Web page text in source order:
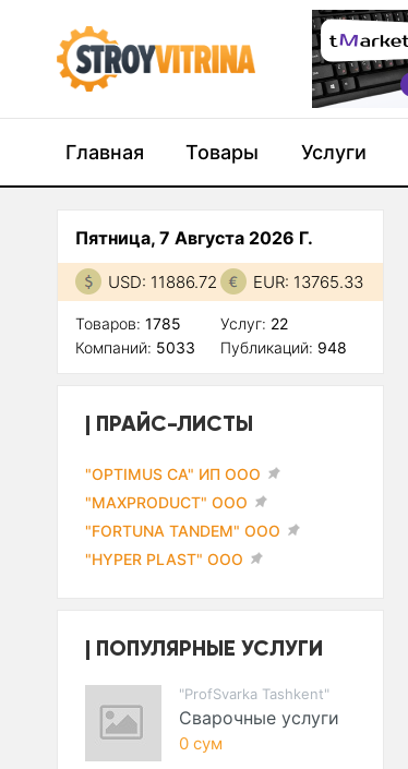
Главная Товары Услуги
Пятница, 7 Августа 2026 Г.
USD: 11886.72 EUR: 13765.33
Товаров: 1785
Компаний: 5033
Услуг: 22
Публикаций: 948
ПРАЙС-ЛИСТЫ
"OPTIMUS CA" ИП ООО
"MAXPRODUCT" ООО
"FORTUNA TANDEM" ООО
"HYPER PLAST" ООО
ПОПУЛЯРНЫЕ УСЛУГИ
"ProfSvarka Tashkent"
Сварочные услуги
0 сум